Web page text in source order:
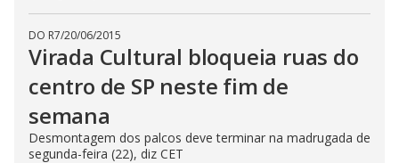
DO R7/20/06/2015
Virada Cultural bloqueia ruas do
centro de SP neste fim de
semana
Desmontagem dos palcos deve terminar na madrugada de
segunda-feira (22), diz CET